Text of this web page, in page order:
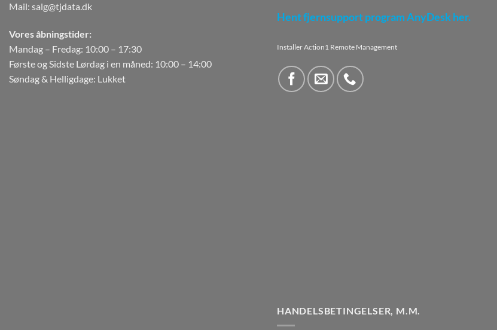
Mail: salg@tjdata.dk
Vores åbningstider:
Mandag – Fredag: 10:00 – 17:30
Første og Sidste Lørdag i en måned: 10:00 – 14:00
Søndag & Helligdage: Lukket
Hent fjernsupport program AnyDesk her.
Installer Action1 Remote Management
HANDELSBETINGELSER, M.M.